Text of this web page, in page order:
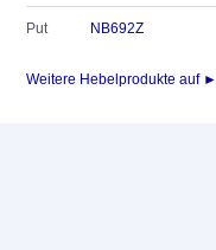
Put NB692Z
Weitere Hebelprodukte auf ►